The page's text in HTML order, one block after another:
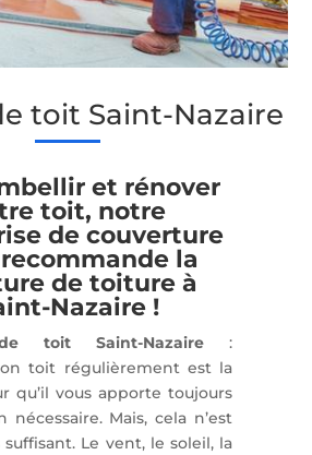
toit Saint-Nazaire
et rénover
toit, notre
de couverture
la
de toiture à
Nazaire !
toit Saint-Nazaire :
toit régulièrement est la
qu’il vous apporte toujours
nécessaire. Mais, cela n’est
suffisant. Le vent, le soleil, la